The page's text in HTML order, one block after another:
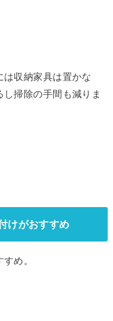
は収納家具は置かな
掃除の手間も減りま
けがおすすめ
め。